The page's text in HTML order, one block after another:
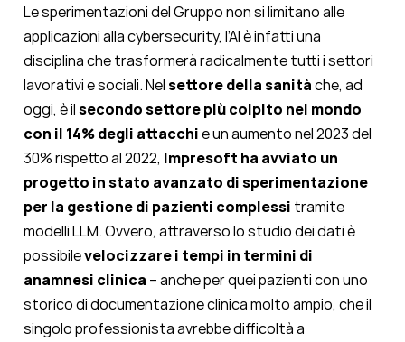
Le sperimentazioni del Gruppo non si limitano alle
applicazioni alla cybersecurity, l’AI è infatti una
disciplina che trasformerà radicalmente tutti i settori
lavorativi e sociali. Nelsettore della sanitàche, ad
oggi, è ilsecondo settore più colpito nel mondo
con il 14% degli attacchie un aumento nel 2023 del
30% rispetto al 2022, Impresoft ha avviato un
progetto in stato avanzato di sperimentazione
per la gestione di pazienti complessi tramite
modelli LLM. Ovvero, attraverso lo studio dei dati è
possibilevelocizzare i tempi in termini di
anamnesi clinica – anche per quei pazienti con uno
storico di documentazione clinica molto ampio, che il
singolo professionista avrebbe difficoltà a